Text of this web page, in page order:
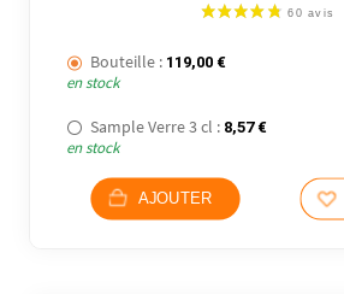
Bouteille : 119,00 €
en stock
Sample Verre 3 cl : 8,57 €
en stock
AJOUTER